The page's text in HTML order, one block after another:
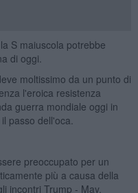
S maiuscola potrebbe
di oggi.
moltissimo da un punto di
l'eroica resistenza
guerra mondiale oggi in
passo dell'oca.
preoccupato per un
più a causa della
incontri Trump - May,